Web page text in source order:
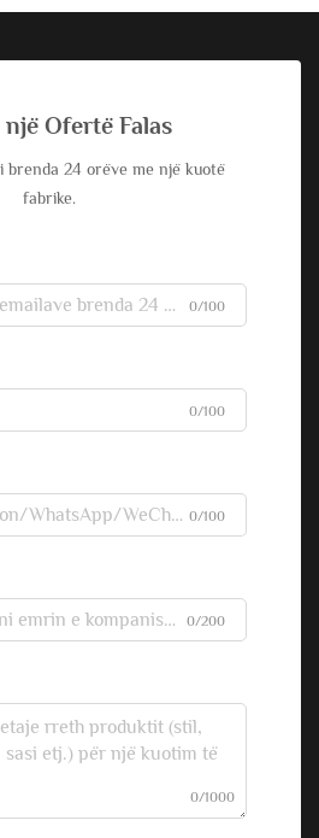
Ofertë Falas
brenda 24 orëve me një kuotë
fabrike.
0/100
0/100
0/100
0/200
0/1000